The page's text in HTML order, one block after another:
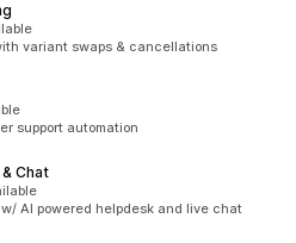
variant swaps & cancellations
support automation
Chat
AI powered helpdesk and live chat